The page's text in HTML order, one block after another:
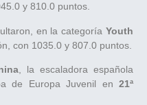
y 810.0 puntos.
en la categoríaYouth
con 1035.0 y 807.0 puntos.
, la escaladora española
de Europa Juvenil en21ª